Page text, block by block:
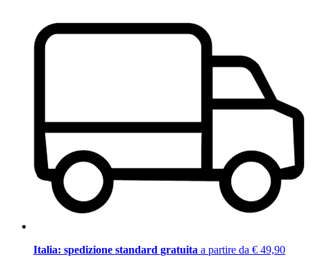
Italia: spedizione standard gratuita a partire da € 49,90